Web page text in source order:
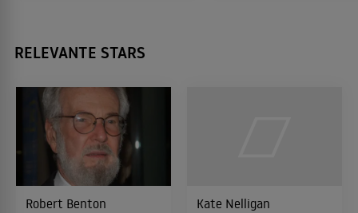
Kramer gegen Kramer
DRAMA
1978 Der Clan
LITERATURVERFILMUNG
RELEVANTE STARS
Robert Benton Kate Nelligan